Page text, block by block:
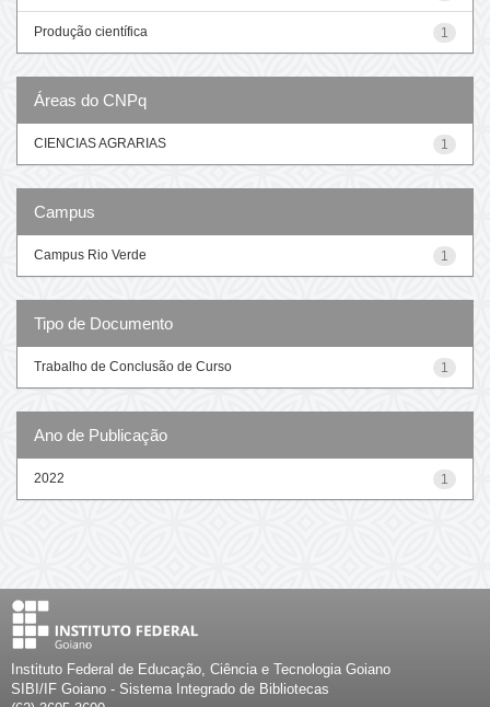
1
Produção científica
Áreas do CNPq
1
CIENCIAS AGRARIAS
Campus
1
Campus Rio Verde
Tipo de Documento
1
Trabalho de Conclusão de Curso
Ano de Publicação
1
2022
Instituto Federal de Educação, Ciência e Tecnologia Goiano
SIBI/IF Goiano - Sistema Integrado de Bibliotecas